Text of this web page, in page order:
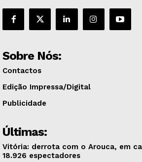
Sobre Nós:
Contactos
Edição Impressa/Digital
Publicidade
Últimas:
Vitória: derrota com o Arouca, em
18.926 espectadores